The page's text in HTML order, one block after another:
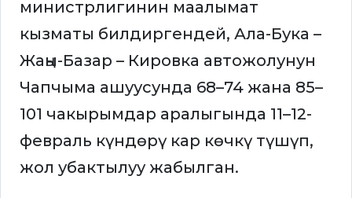
министрлигинин маалымат
кызматы билдиргендей, Ала-Бука –
Жаңы-Базар – Кировка автожолунун
Чапчыма ашуусунда 68–74 жана 85–
101 чакырымдар аралыгында 11–12-
февраль күндөрү кар көчкү түшүп,
жол убактылуу жабылган.